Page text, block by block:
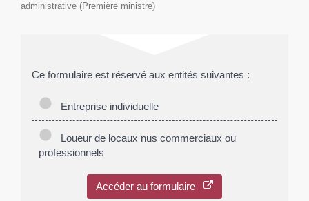
administrative (Première ministre)
Ce formulaire est réservé aux entités suivantes :
Entreprise individuelle
Loueur de locaux nus commerciaux ou
professionnels
Accéder au formulaire